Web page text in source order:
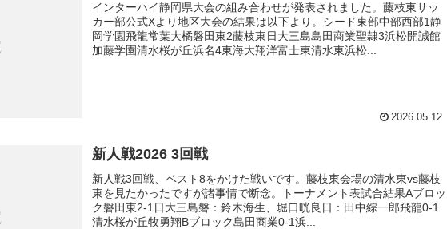
インターハイ静岡県大会の組み合わせが発表されました。藤枝東サッ
カー部公式Xより地区大会の結果は以下より。シード東部中部西部1静
岡学園飛龍常葉大橘磐田東2藤枝東日大三島島田商業聖隷3浜松開誠館
加藤学園清水桜が丘浜名4東海大翔洋富士東清水東浜松...
2026.05.12
新人戦2026 3回戦
新人戦3回戦、ベスト8をかけた戦いです。藤枝東会場の清水東vs藤枝
東を見たかったですが諸事情で断念。トーナメント表試合結果Aブロッ
ク磐田東2-1日大三島磐：鈴木海生、堀口晄良日：田中綜一郎飛龍0-1
清水桜が丘牧勇翔Bブロック島田商業0-1浜...